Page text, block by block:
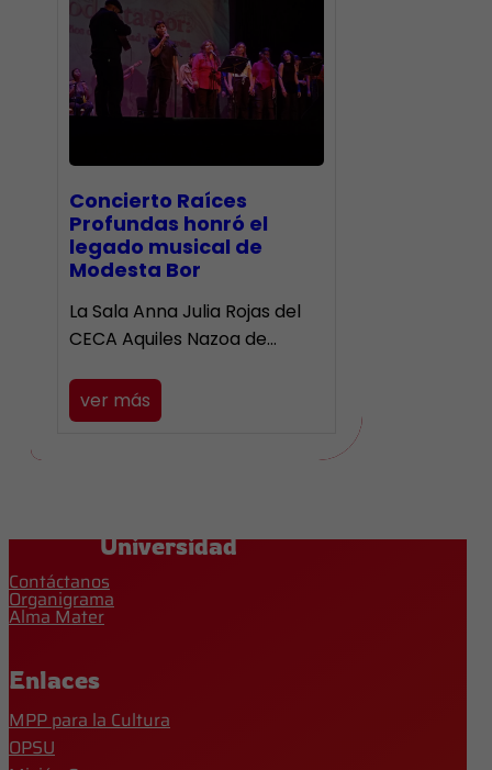
​Concierto Raíces
Profundas honró el
legado musical de
Modesta Bor
La Sala Anna Julia Rojas del
CECA Aquiles Nazoa de…
ver más
Universidad
Contáctanos
Organigrama
Alma Mater
Enlaces
MPP para la Cultura
OPSU